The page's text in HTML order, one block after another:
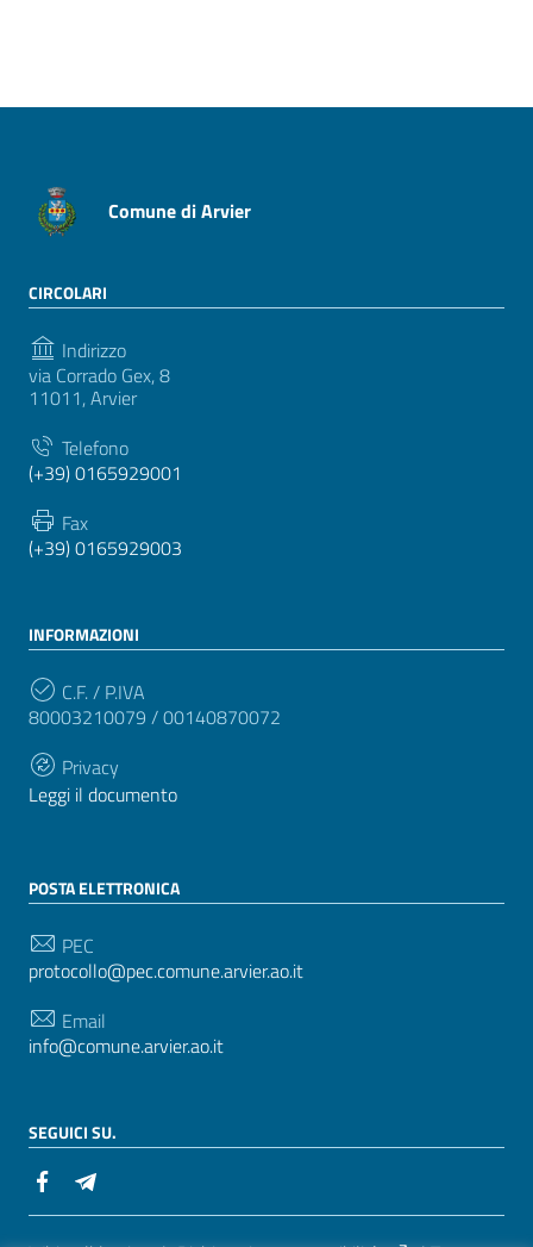
Comune di Arvier
CIRCOLARI
Indirizzo
via Corrado Gex, 8
11011, Arvier
Telefono
(+39) 0165929001
Fax
(+39) 0165929003
INFORMAZIONI
C.F. / P.IVA
80003210079 / 00140870072
Privacy
Leggi il documento
POSTA ELETTRONICA
PEC
protocollo@pec.comune.arvier.ao.it
Email
info@comune.arvier.ao.it
SEGUICI SU.